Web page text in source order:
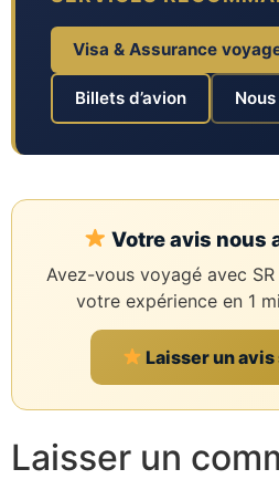
Visa & Assurance
Billets d’avion
Votre avis nous
Avez-vous voyagé avec
votre expérience en 1
Laisser un avis
Laisser un